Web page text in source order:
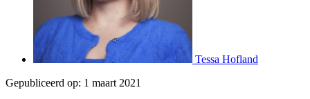
Tessa Hofland
Gepubliceerd op: 1 maart 2021